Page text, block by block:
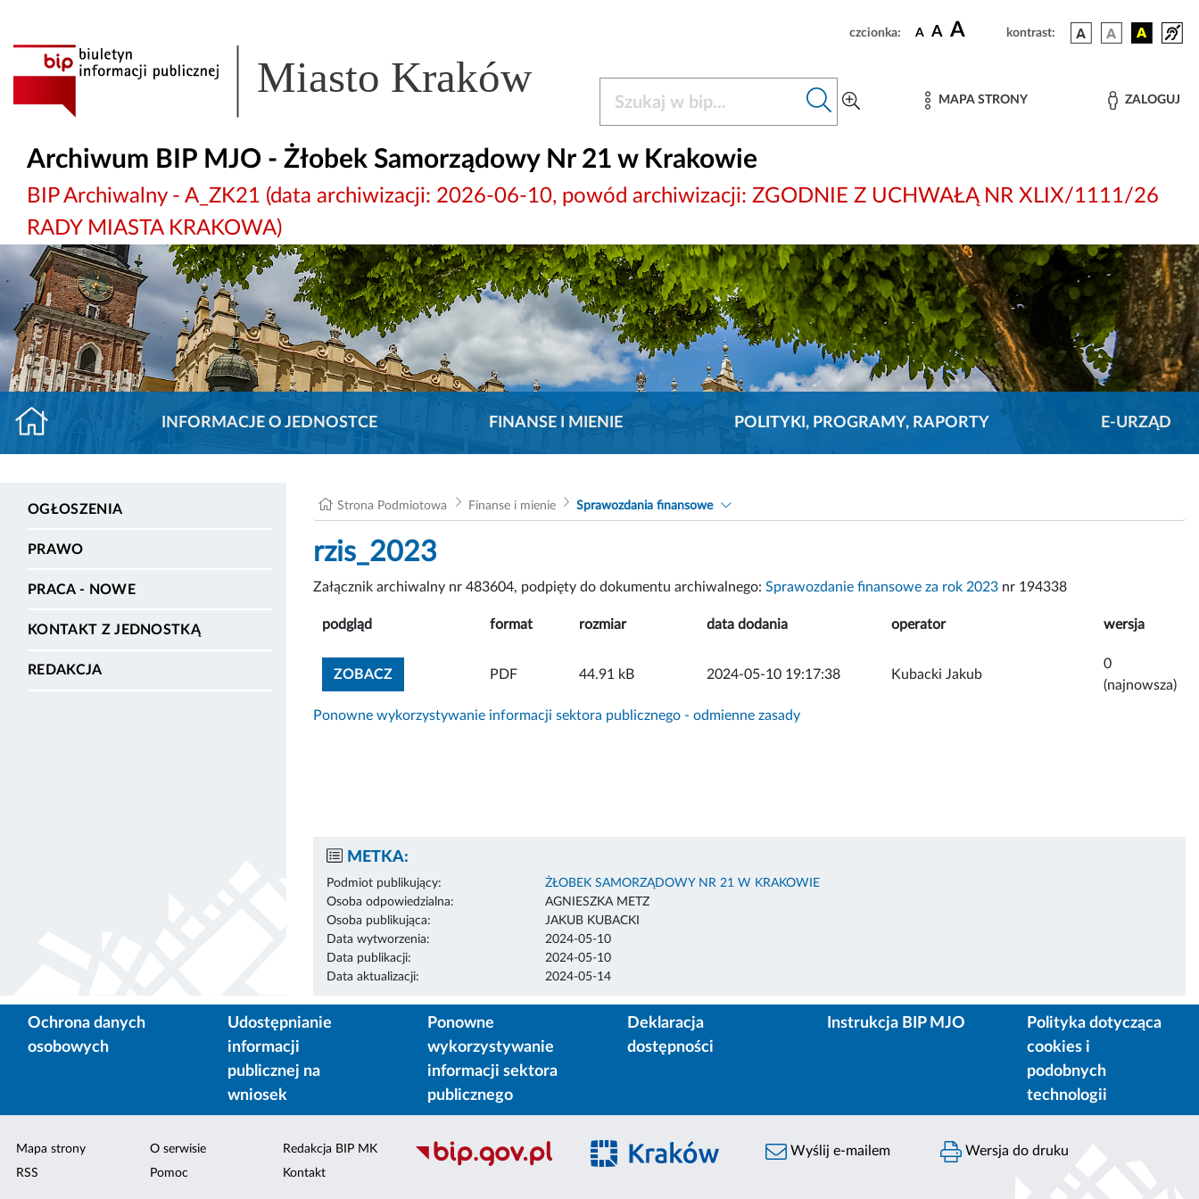
czcionka: A A A kontrast:
Miasto Kraków MAPA STRONY ZALOGUJ
Archiwum BIP MJO - Żłobek Samorządowy Nr 21 w Krakowie
BIP Archiwalny - A_ZK21 (data archiwizacji: 2026-06-10, powód archiwizacji: ZGODNIE Z UCHWAŁĄ NR XLIX/1111/26
RADY MIASTA KRAKOWA)
INFORMACJE O JEDNOSTCE FINANSE I MIENIE POLITYKI, PROGRAMY, RAPORTY E-URZĄD
OGŁOSZENIA
PRAWO
PRACA - NOWE
KONTAKT Z JEDNOSTKĄ
REDAKCJA
Strona Podmiotowa Finanse i mienie Sprawozdania finansowe
rzis_2023
Załącznik archiwalny nr 483604, podpięty do dokumentu archiwalnego: Sprawozdanie finansowe za rok 2023 nr 194338
podgląd format rozmiar data dodania operator wersja
ZOBACZZOBACZ ZAŁĄCZNIK
PDF 44.91 kB 2024-05-10 19:17:38 Kubacki Jakub
0
(najnowsza)
Ponowne wykorzystywanie informacji sektora publicznego - odmienne zasady
METKA:
Podmiot publikujący:
ŻŁOBEK SAMORZĄDOWY NR 21 W KRAKOWIE
Osoba odpowiedzialna:
AGNIESZKA METZ
Osoba publikująca:
JAKUB KUBACKI
Data wytworzenia:
2024-05-10
Data publikacji:
2024-05-10
Data aktualizacji:
2024-05-14
Ochrona danych
osobowych
Udostępnianie
informacji
publicznej na
wniosek
Ponowne
wykorzystywanie
informacji sektora
publicznego
Deklaracja
dostępności
Instrukcja BIP MJO
Polityka dotycząca
cookies i
podobnych
technologii
Mapa strony
RSS
O serwisie
Pomoc
Redakcja BIP MK
Kontakt
Wyślij e-mailem Wersja do druku